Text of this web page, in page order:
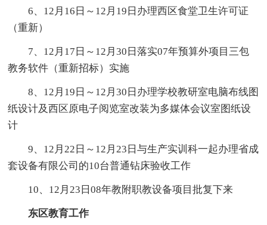
6、12月16日～12月19日办理西区食堂卫生许可证
（重新）
7、12月17日～12月30日落实07年预算外项目三包
教务软件（重新招标）实施
8、12月19日～12月30日办理学校教研室电脑布线图
纸设计及西区原电子阅览室改装为多媒体会议室图纸设
计
9、12月22日～12月23日与生产实训科一起办理省成
套设备有限公司的10台普通钻床验收工作
10、12月23日08年教附职教设备项目批复下来
东区教育工作